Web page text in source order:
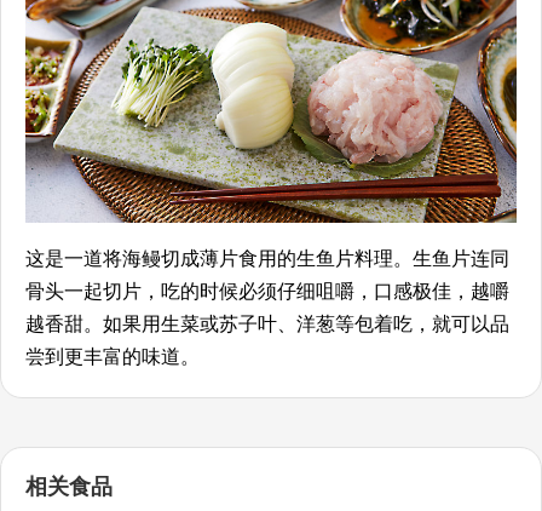
这是一道将海鳗切成薄片食用的生鱼片料理。生鱼片连同
骨头一起切片，吃的时候必须仔细咀嚼，口感极佳，越嚼
越香甜。如果用生菜或苏子叶、洋葱等包着吃，就可以品
尝到更丰富的味道。
相关食品